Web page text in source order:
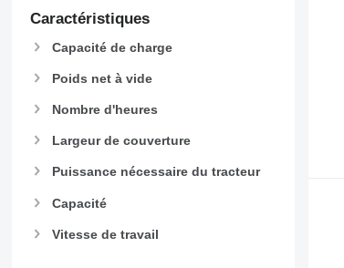
Caractéristiques
Capacité de charge
Poids net à vide
Nombre d'heures
Largeur de couverture
Puissance nécessaire du tracteur
Capacité
Vitesse de travail